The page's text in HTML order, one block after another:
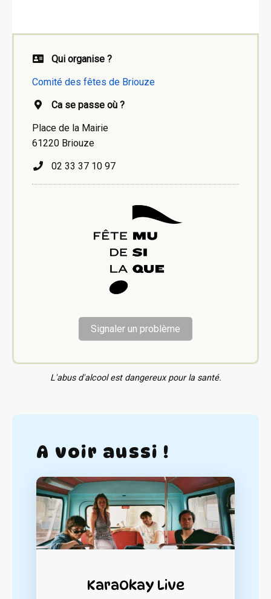
Qui organise ?
Comité des fêtes de Briouze
Ca se passe où ?
Place de la Mairie
61220 Briouze
02 33 37 10 97
Signaler un problème
L'abus d'alcool est dangereux pour la santé.
A voir aussi !
KaraOkay Live